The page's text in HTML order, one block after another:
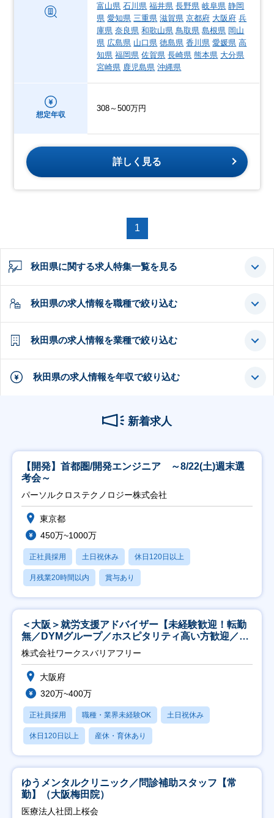
富山県 石川県 福井県 長野県 岐阜県 静岡
県 愛知県 三重県 滋賀県 京都府 大阪府 兵
庫県 奈良県 和歌山県 鳥取県 島根県 岡山
県 広島県 山口県 徳島県 香川県 愛媛県 高
知県 福岡県 佐賀県 長崎県 熊本県 大分県
宮崎県 鹿児島県 沖縄県
想定年収
308～500万円
詳しく見る
1
秋田県に関する求人特集一覧を見る
秋田県の求人情報を職種で絞り込む
秋田県の求人情報を業種で絞り込む
秋田県の求人情報を年収で絞り込む
新着求人
【開発】首都圏/開発エンジニア ～8/22(土)週末選
考会～
パーソルクロステクノロジー株式会社
東京都
450万~1000万
正社員採用 土日祝休み 休日120日以上
月残業20時間以内 賞与あり
＜大阪＞就労支援アドバイザー【未経験歓迎！転勤
無／DYMグループ／ホスピタリティ高い方歓迎／土
日祝】
株式会社ワークスバリアフリー
大阪府
320万~400万
正社員採用 職種・業界未経験OK 土日祝休み
休日120日以上 産休・育休あり
ゆうメンタルクリニック／問診補助スタッフ【常
勤】（大阪梅田院）
医療法人社団上桜会